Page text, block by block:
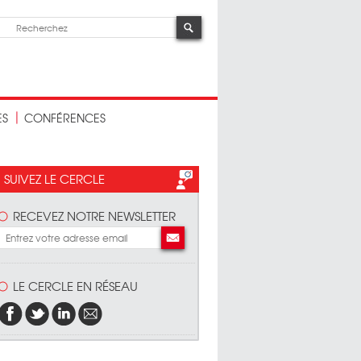
CONFÉRENCES
SUIVEZ LE CERCLE
RECEVEZ NOTRE NEWSLETTER
LE CERCLE EN RÉSEAU